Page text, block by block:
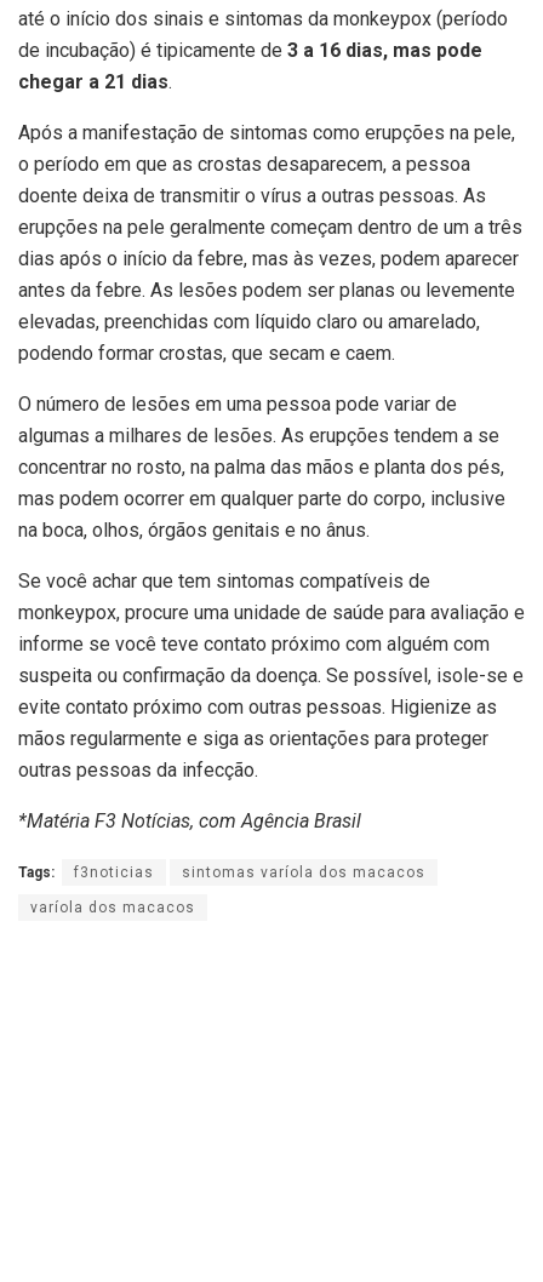
até o início dos sinais e sintomas da monkeypox (período
de incubação) é tipicamente de 3 a 16 dias, mas pode
chegar a 21 dias.
Após a manifestação de sintomas como erupções na pele,
o período em que as crostas desaparecem, a pessoa
doente deixa de transmitir o vírus a outras pessoas. As
erupções na pele geralmente começam dentro de um a três
dias após o início da febre, mas às vezes, podem aparecer
antes da febre. As lesões podem ser planas ou levemente
elevadas, preenchidas com líquido claro ou amarelado,
podendo formar crostas, que secam e caem.
O número de lesões em uma pessoa pode variar de
algumas a milhares de lesões. As erupções tendem a se
concentrar no rosto, na palma das mãos e planta dos pés,
mas podem ocorrer em qualquer parte do corpo, inclusive
na boca, olhos, órgãos genitais e no ânus.
Se você achar que tem sintomas compatíveis de
monkeypox, procure uma unidade de saúde para avaliação e
informe se você teve contato próximo com alguém com
suspeita ou confirmação da doença. Se possível, isole-se e
evite contato próximo com outras pessoas. Higienize as
mãos regularmente e siga as orientações para proteger
outras pessoas da infecção.
*Matéria F3 Notícias, com Agência Brasil
Tags: f3noticias sintomas varíola dos macacos
varíola dos macacos